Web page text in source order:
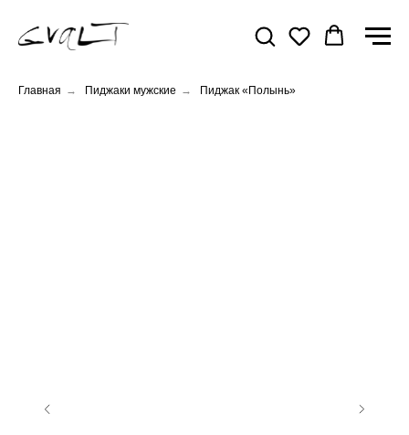
Главная → Пиджаки мужские → Пиджак «Полынь»